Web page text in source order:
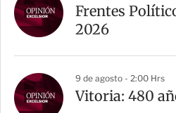
r
t
Frentes
2026
9 de agosto - 2:00 Hrs
Vitoria: 480